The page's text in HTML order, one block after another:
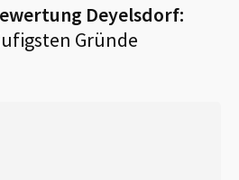
Deyelsdorf:
Gründe